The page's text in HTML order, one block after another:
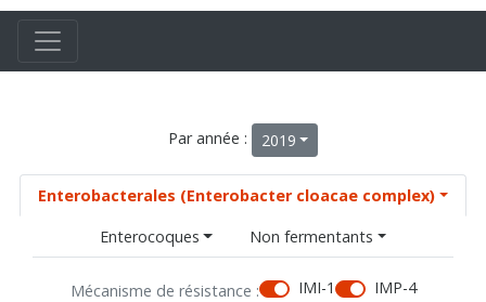
Par année : 2019
Enterobacterales (Enterobacter cloacae complex)
Enterocoques
Non fermentants
Mécanisme de résistance : IMI-1
IMP-4